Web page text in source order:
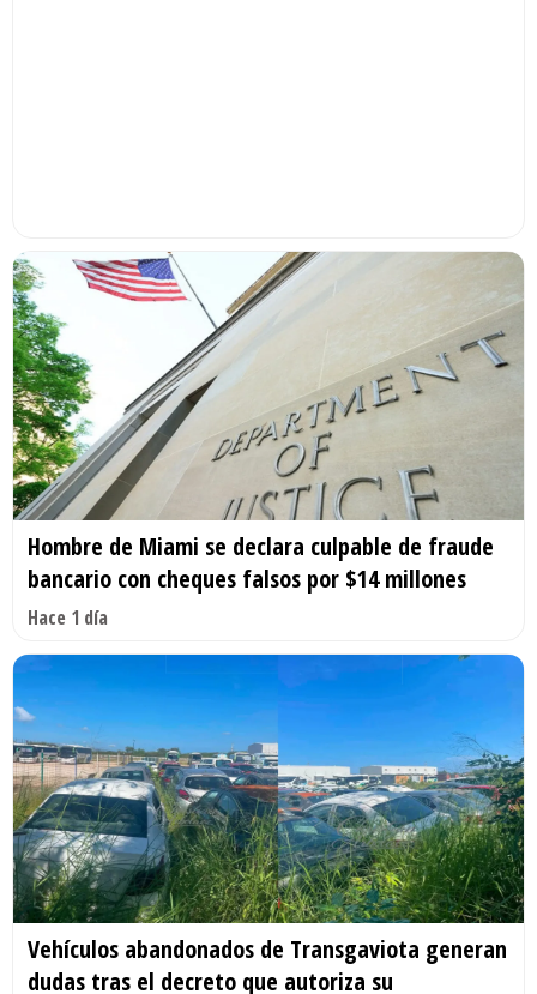
Hombre de Miami se declara culpable de fraude
bancario con cheques falsos por $14 millones
Hace 1 día
Vehículos abandonados de Transgaviota generan
dudas tras el decreto que autoriza su